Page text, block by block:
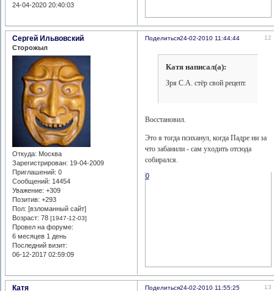
24-04-2020 20:40:03
Поделиться 12
24-02-2010 11:44:44
Сергей Ильвовский
Сторожыл
Откуда: Москва
Зарегистрирован: 19-04-2009
Приглашений: 0
Сообщений: 14454
Уважение: +309
Позитив: +293
Пол: [взломанный сайт]
Возраст: 78[1947-12-03]
Провел на форуме:
6 месяцев 1 день
Последний визит:
06-12-2017 02:59:09
Катя написал(а):
Зря С.А. стёр свой рецепт.
Восстановил.
Это я тогда психанул, когда Падре ни за
что забанили - сам уходить отсюда
собирался.
0
Поделиться 13
24-02-2010 11:55:25
Катя